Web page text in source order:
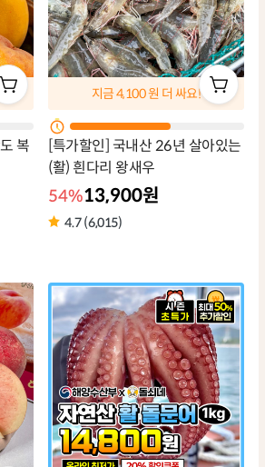
복
지금4,100원 더 싸요!
[특가할인] 국내산 26년 살아있는
(활) 흰다리 왕새우
54%13,900원
4.7 (6,015)